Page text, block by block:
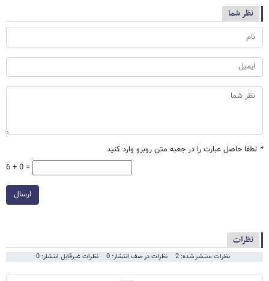
نظر شما
* لطفا حاصل عبارت را در جعبه متن روبرو وارد کنید
6 + 0 =
ارسال
نظرات
نظرات منتشر شده: 2 نظرات در صف انتشار: 0 نظرات غیرقابل انتشار: 0